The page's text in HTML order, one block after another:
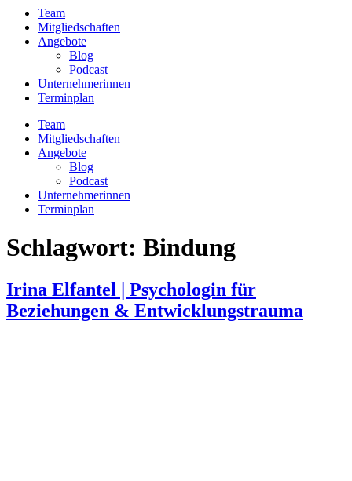
Team
Mitgliedschaften
Angebote
Blog
Podcast
Unternehmerinnen
Terminplan
Team
Mitgliedschaften
Angebote
Blog
Podcast
Unternehmerinnen
Terminplan
Schlagwort: Bindung
Irina Elfantel | Psychologin für
Beziehungen & Entwicklungstrauma